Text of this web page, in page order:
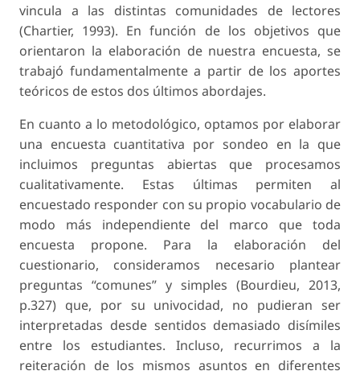
vincula a las distintas comunidades de lectores
(Chartier, 1993). En función de los objetivos que
orientaron la elaboración de nuestra encuesta, se
trabajó fundamentalmente a partir de los aportes
teóricos de estos dos últimos abordajes.
En cuanto a lo metodológico, optamos por elaborar
una encuesta cuantitativa por sondeo en la que
incluimos preguntas abiertas que procesamos
cualitativamente. Estas últimas permiten al
encuestado responder con su propio vocabulario de
modo más independiente del marco que toda
encuesta propone. Para la elaboración del
cuestionario, consideramos necesario plantear
preguntas “comunes” y simples (Bourdieu, 2013,
p.327) que, por su univocidad, no pudieran ser
interpretadas desde sentidos demasiado disímiles
entre los estudiantes. Incluso, recurrimos a la
reiteración de los mismos asuntos en diferentes